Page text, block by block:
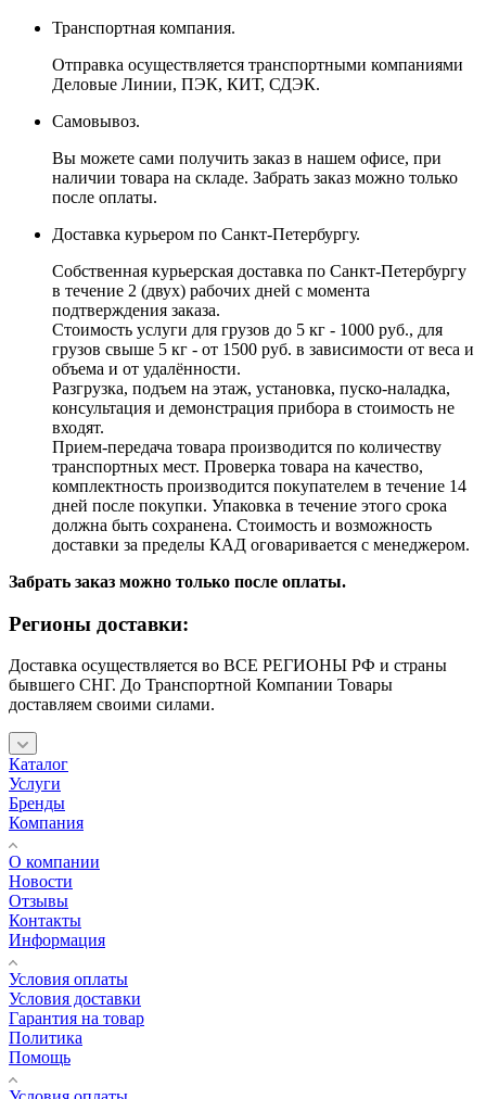
Транспортная компания.
Отправка осуществляется транспортными компаниями
Деловые Линии, ПЭК, КИТ, СДЭК.
Самовывоз.
Вы можете сами получить заказ в нашем офисе, при
наличии товара на складе. Забрать заказ можно только
после оплаты.
Доставка курьером по Санкт-Петербургу.
Собственная курьерская доставка по Санкт-Петербургу
в течение 2 (двух) рабочих дней с момента
подтверждения заказа.
Стоимость услуги для грузов до 5 кг - 1000 руб., для
грузов свыше 5 кг - от 1500 руб. в зависимости от веса и
объема и от удалённости.
Разгрузка, подъем на этаж, установка, пуско-наладка,
консультация и демонстрация прибора в стоимость не
входят.
Прием-передача товара производится по количеству
транспортных мест. Проверка товара на качество,
комплектность производится покупателем в течение 14
дней после покупки. Упаковка в течение этого срока
должна быть сохранена. Стоимость и возможность
доставки за пределы КАД оговаривается с менеджером.
Забрать заказ можно только после оплаты.
Регионы доставки:
Доставка осуществляется во ВСЕ РЕГИОНЫ РФ и страны
бывшего СНГ. До Транспортной Компании Товары
доставляем своими силами.
Каталог
Услуги
Бренды
Компания
О компании
Новости
Отзывы
Контакты
Информация
Условия оплаты
Условия доставки
Гарантия на товар
Политика
Помощь